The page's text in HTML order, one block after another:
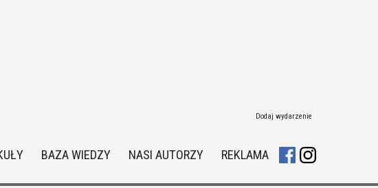
Dodaj wydarzenie
BAZA WIEDZY NASI AUTORZY REKLAMA